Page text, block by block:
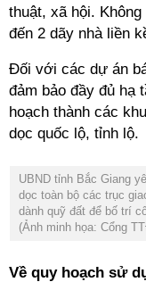
thuật, xã hội.
đến 2 dãy nhà liền
Đối với các dự án
đảm bảo đầy đủ hạ
hoạch thành các
dọc quốc lộ, tỉnh lộ.
UBND tỉnh Bắc Giang
dọc toàn bộ các trục
dành quỹ đất để bố trí
(Ảnh minh họa: Cổng
Về quy hoạch sử